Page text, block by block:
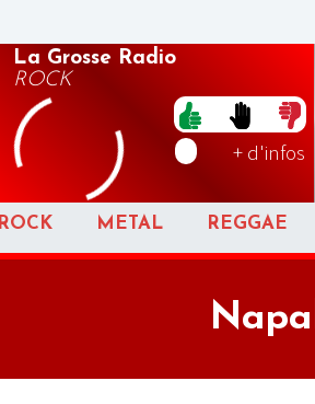
La Grosse Radio
ROCK
+ d'infos
ROCK METAL REGGAE